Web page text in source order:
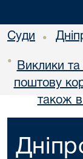
Суди •
•
Виклики
поштову
також в